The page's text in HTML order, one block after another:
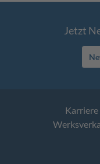
Jetzt
Karriere